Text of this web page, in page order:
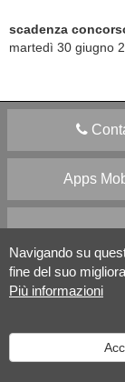
Navigando su
fine del suo
Più informazioni
scadenza
martedì 30 giugno
Apps